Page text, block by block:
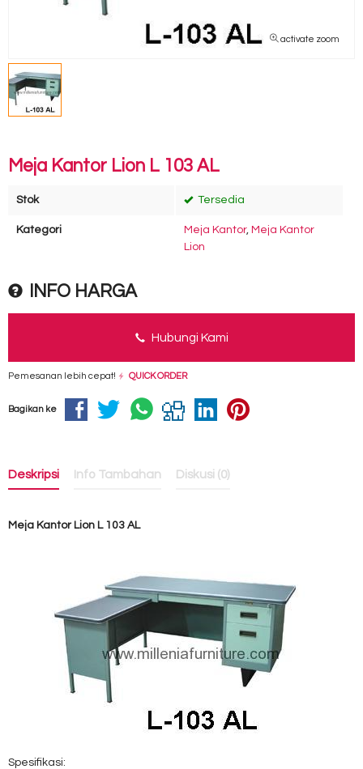
activate zoom
Meja Kantor Lion L 103 AL
Stok Tersedia
Kategori Meja Kantor, Meja Kantor
Lion
INFO HARGA
Hubungi Kami
Pemesanan lebih cepat! QUICK ORDER
Bagikan ke
Deskripsi Info Tambahan Diskusi (0)
Meja Kantor Lion L 103 AL
Spesifikasi: